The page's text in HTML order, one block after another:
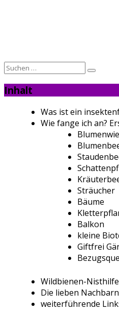
Suche
Inhalt
Was ist ein
Wie fange ich an?
Sträucher
Bäume
Balkon
kleine
Giftfrei
Wildbienen-
Die lieben Nachbarn
weiterführende